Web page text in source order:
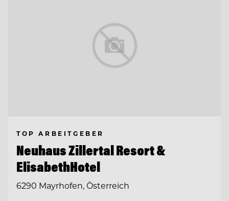
TOP ARBEITGEBER
Neuhaus Zillertal Resort &
ElisabethHotel
6290 Mayrhofen, Österreich